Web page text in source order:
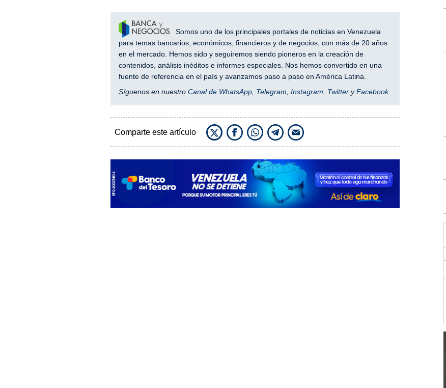
Somos uno de los principales portales de noticias en Venezuela
para temas bancarios, económicos, financieros y de negocios, con más de 20 años
en el mercado. Hemos sido y seguiremos siendo pioneros en la creación de
contenidos, análisis inéditos e informes especiales. Nos hemos convertido en una
fuente de referencia en el país y avanzamos paso a paso en América Latina.
Síguenos en nuestro Canal de WhatsApp, Telegram, Instagram, TwitteryFacebook
Comparte este artículo